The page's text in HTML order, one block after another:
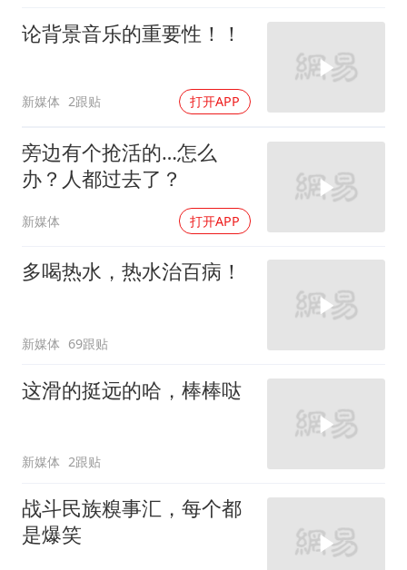
论背景音乐的重要性！！
新媒体 2跟贴 打开APP
旁边有个抢活的…怎么
办？人都过去了？
新媒体 打开APP
多喝热水，热水治百病！
新媒体 69跟贴
这滑的挺远的哈，棒棒哒
新媒体 2跟贴
战斗民族糗事汇，每个都
是爆笑